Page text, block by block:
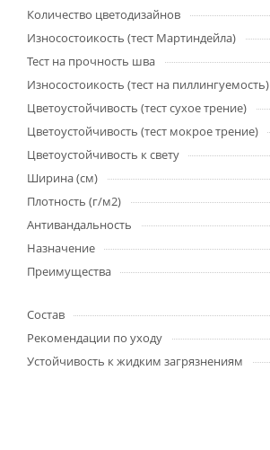
Количество цветодизайнов
Износостоикость (тест Мартиндейла)
Тест на прочность шва
Износостоикость (тест на пиллингуемость)
Цветоустойчивость (тест сухое трение)
Цветоустойчивость (тест мокрое трение)
Цветоустойчивость к свету
Ширина (см)
Плотность (г/м2)
Антивандальность
Назначение
Преимущества
Состав
Рекомендации по уходу
Устойчивость к жидким загрязнениям